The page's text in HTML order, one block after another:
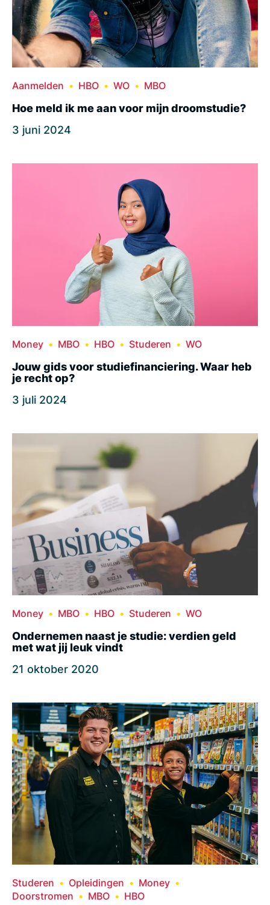
Aanmelden HBO WO MBO
Hoe meld ik me aan voor mijn droomstudie?
3 juni 2024
Money MBO HBO Studeren WO
Jouw gids voor studiefinanciering. Waar heb
je recht op?
3 juli 2024
Money MBO HBO Studeren WO
Ondernemen naast je studie: verdien geld
met wat jij leuk vindt
21 oktober 2020
Studeren Opleidingen
Money
Doorstromen
MBO HBO